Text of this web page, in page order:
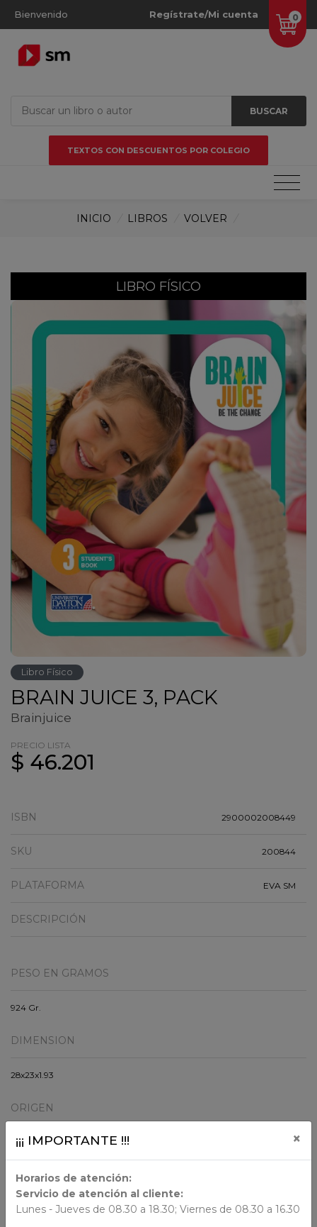
Bienvenido 0
Regístrate/Mi cuenta
BUSCAR
TEXTOS CON DESCUENTOS POR COLEGIO
INICIO LIBROS VOLVER
LIBRO FÍSICO
Libro Físico
BRAIN JUICE 3, PACK
Brainjuice
PRECIO LISTA
$ 46.201
ISBN 2900002008449
SKU 200844
PLATAFORMA EVA SM
DESCRIPCIÓN
PESO EN GRAMOS
924 Gr.
DIMENSION
28x23x1.93
ORIGEN
AUTORES
N/N
¡¡¡ IMPORTANTE !!! ×
Horarios de atención:
Servicio de atención al cliente:
Lunes - Jueves de 08.30 a 18.30; Viernes de 08.30 a 16.30